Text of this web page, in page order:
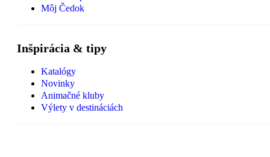
Môj Čedok
Inšpirácia & tipy
Katalógy
Novinky
Animačné kluby
Výlety v destináciách